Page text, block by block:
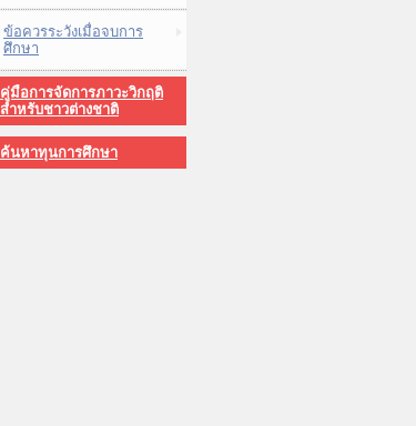
ข้อควรระวังเมื่อจบการ
ศึกษา
คู่มือการจัดการภาวะวิกฤติ
สำหรับชาวต่างชาติ
ค้นหาทุนการศึกษา